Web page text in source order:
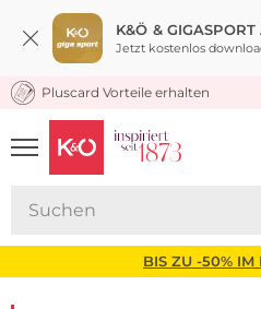
K&Ö & GIGASPORT
Jetzt kostenlos
KOSTENLOSER
Pluscard Vorteile erhalten
UNSERE APP
CLICK &
BIS ZU -50% IM